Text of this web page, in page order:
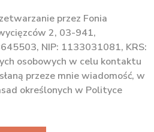
przez Fonia
2, 03-941,
NIP: 1133031081, KRS:
osobowych w celu kontaktu
przeze mnie wiadomość, w
określonych w Polityce